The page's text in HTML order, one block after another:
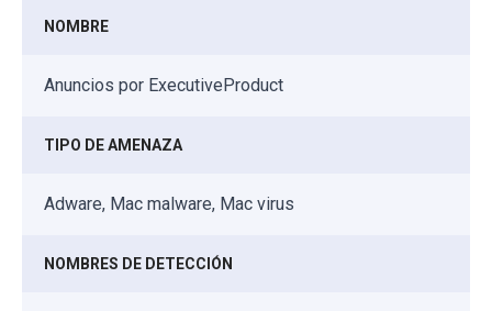
NOMBRE
Anuncios por ExecutiveProduct
TIPO DE AMENAZA
Adware, Mac malware, Mac virus
NOMBRES DE DETECCIÓN